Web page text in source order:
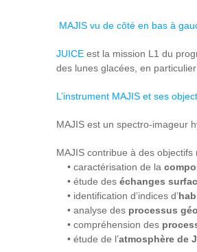
MAJIS vu de côté en bas à
JUICE est la mission L1 du
des lunes glacées, en
L’instrument MAJIS et ses
MAJIS est un spectro-imageur
MAJIS contribue à des objectifs
• caractérisation de la
• étude des échanges
• identification d’indices d’
• analyse des processus
• compréhension des
• étude de l’atmosphère de